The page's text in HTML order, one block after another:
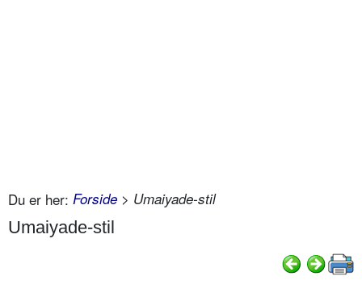
Du er her: Forside > Umaiyade-stil
Umaiyade-stil